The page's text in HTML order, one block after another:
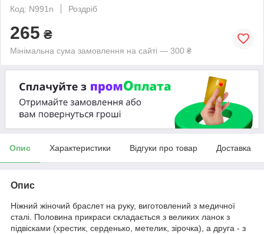
Код: N991n
Роздріб
265 ₴
Мінімальна сума замовлення на сайті — 300 ₴
Опис Характеристики Відгуки про товар Доставка
Опис
Ніжний жіночий браслет на руку, виготовлений з медичної
сталі. Половина прикраси складається з великих ланок з
підвісками (хрестик, серденько, метелик, зірочка), а друга - з